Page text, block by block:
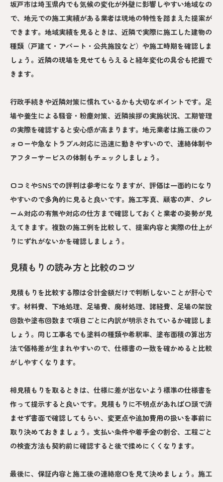
坂戸市は埼玉県内でも気候の変化が外壁に影響しやすい地域なの
で、地元での施工実績がある業者は現地の特性を踏まえた提案が
できます。地域実績を見るときは、近隣で実際に施工した建物の
種類（戸建て・アパート・公共施設など）や施工時期を確認しま
しょう。近隣の現場を見せてもらえると経年変化の具合も把握で
きます。
行政手続きや近隣対策に慣れているかも大切なポイントです。足
場や養生による騒音・粉塵対策、近隣挨拶の実施状況、工期管理
の実際を確認すると安心感が高まります。地元業者は施工後のフ
ォローや急なトラブル対応に迅速に動きやすいので、連絡体制や
アフターサービスの体制もチェックしましょう。
口コミやSNSでの評判は参考になりますが、評価は一面的になり
やすいので多角的に見ると良いです。施工写真、顧客の声、クレ
ーム対応の有無や対応の仕方まで確認しておくと業者の姿勢が見
えてきます。複数の施工例を比較して、提案内容と実際の仕上が
りにずれがないかを確認しましょう。
見積もりの読み方と比較のコツ
見積もりを比較する際は合計金額だけで判断しないことが肝心で
す。材料費、下地処理、足場費、廃材処理、諸経費、足場の架設
回数や塗布回数まで項目ごとに内訳が明示されているか確認しま
しょう。同じ工事名でも塗料の種類や希釈率、塗布面積の算出方
法で価格差が生まれやすいので、仕様書の一致を確かめると比較
がしやすくなります。
相見積もりを取るときは、仕様に差が出ないよう標準の仕様書を
作って提示すると良いです。見積もりに不明点があれば口頭で済
ませず書面で確認してもらい、変更点や追加費用の扱いを事前に
取り決めておきましょう。支払い条件や着手金の割合、工程ごと
の検査方法も契約前に確認すると後で揉めにくくなります。
最後に、保証内容と施工後の連絡窓口を見て決めましょう。施工